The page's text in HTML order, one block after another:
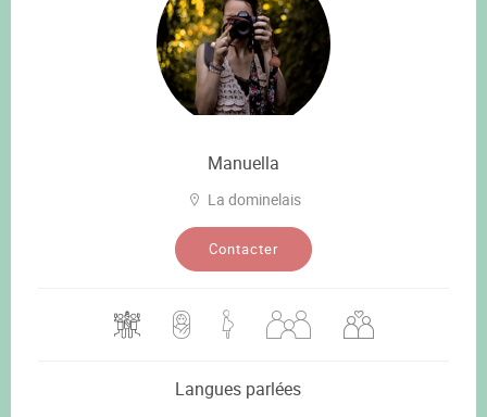
Manuella
La dominelais
Contacter
Langues parlées